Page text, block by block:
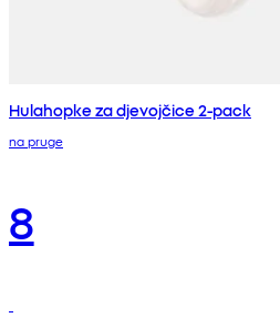
Hulahopke za djevojčice 2-pack
na pruge
8